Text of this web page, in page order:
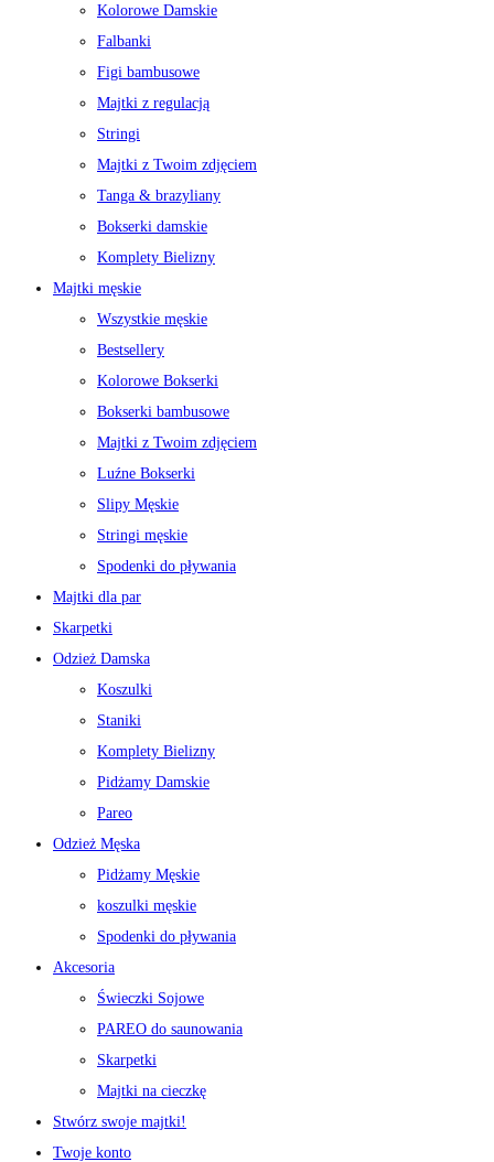
Kolorowe Damskie
Falbanki
Figi bambusowe
Majtki z regulacją
Stringi
Majtki z Twoim zdjęciem
Tanga & brazyliany
Bokserki damskie
Komplety Bielizny
Majtki męskie
Wszystkie męskie
Bestsellery
Kolorowe Bokserki
Bokserki bambusowe
Majtki z Twoim zdjęciem
Luźne Bokserki
Slipy Męskie
Stringi męskie
Spodenki do pływania
Majtki dla par
Skarpetki
Odzież Damska
Koszulki
Staniki
Komplety Bielizny
Pidżamy Damskie
Pareo
Odzież Męska
Pidżamy Męskie
koszulki męskie
Spodenki do pływania
Akcesoria
Świeczki Sojowe
PAREO do saunowania
Skarpetki
Majtki na cieczkę
Stwórz swoje majtki!
Twoje konto